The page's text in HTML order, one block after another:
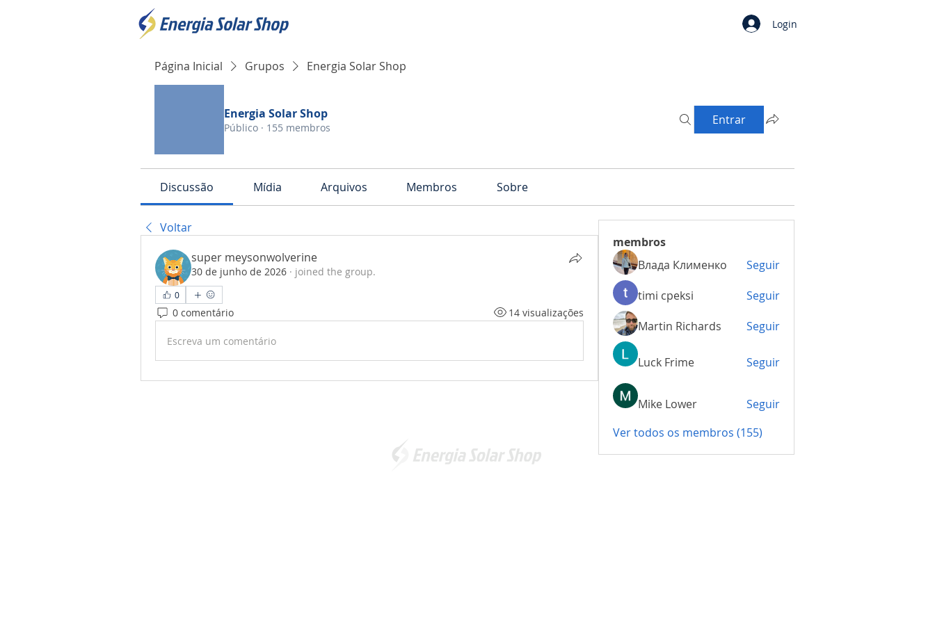
Login
Página Inicial Grupos Energia Solar Shop
Energia Solar Shop
Público · 155 membros Entrar
Discussão Mídia Arquivos Membros Sobre
Voltar
super meysonwolverine
30 de junho de 2026 · joined the group.
0
0 comentário 14 visualizações
Escreva um comentário
membros
Влада Клименко
Seguir
timi cpeksi
Seguir
Martin Richards
Seguir
Luck Frime Seguir
Mike Lower
Seguir
Ver todos os membros (155)